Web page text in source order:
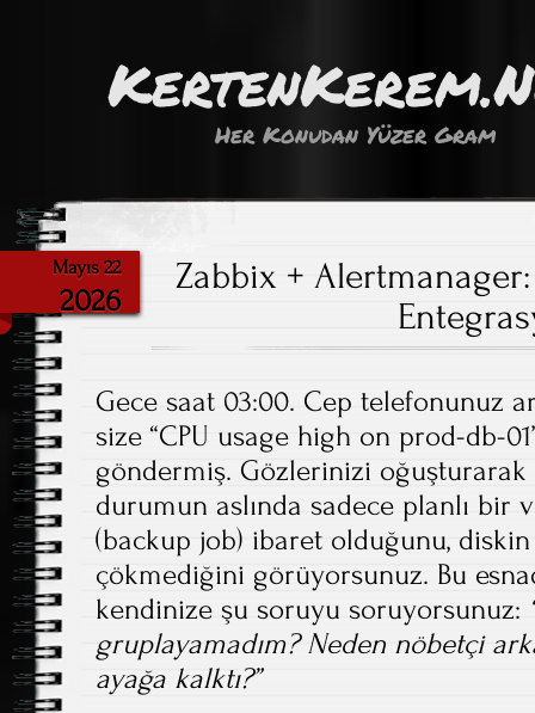
Her Konudan Yüzer Gram
Mayıs 22
2026
Zabbix +
Gece saat 03:00. Cep telefonunuz
size “CPU usage high on prod-db-
göndermiş. Gözlerinizi oğuşturarak
durumun aslında sadece planlı bir
(backup job) ibaret olduğunu, diskin
çökmediğini görüyorsunuz. Bu
kendinize şu soruyu soruyorsunuz:
gruplayamadım? Neden nöbetçi
ayağa kalktı?”